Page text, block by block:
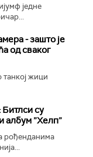
једне
- зашто је
од сваког
жици
Битлси су
албум ”Хелп”
рођенданима